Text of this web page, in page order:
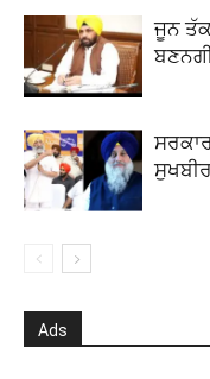
ਜੂਨ
Ads